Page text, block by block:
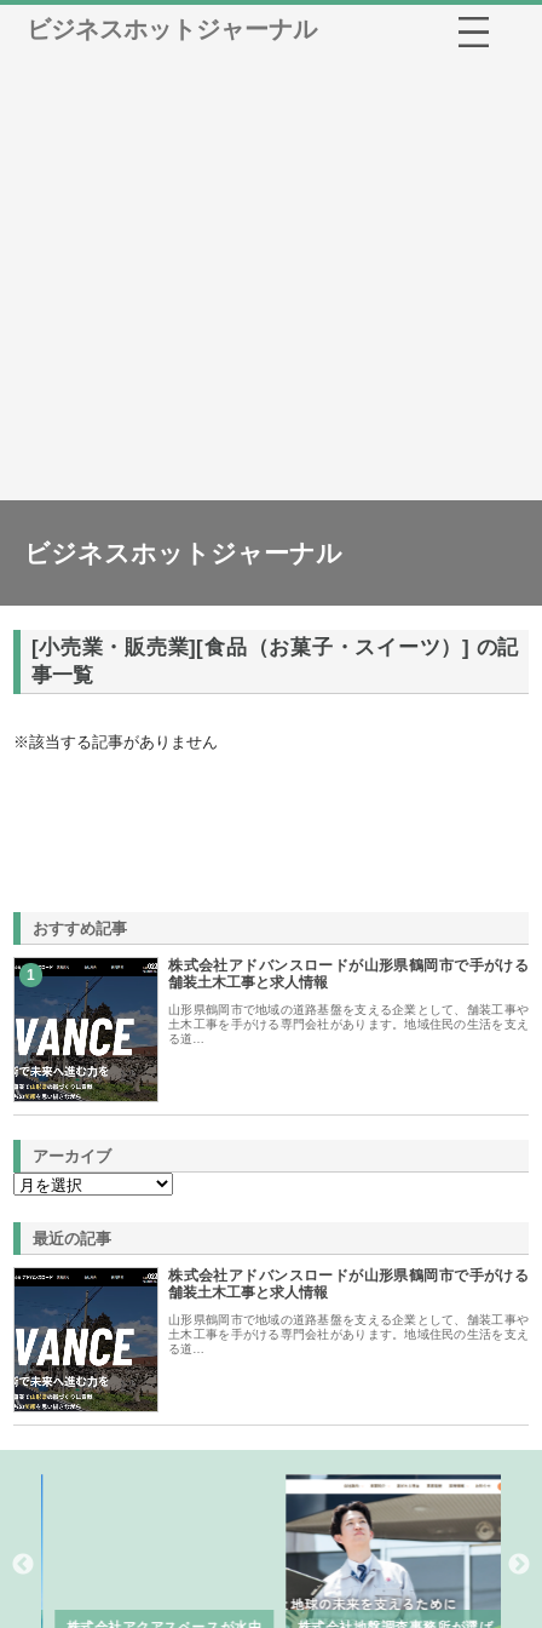
ビジネスホットジャーナル
ビジネスホットジャーナル
[小売業・販売業][食品（お菓子・スイーツ）] の記
事一覧
※該当する記事がありません
おすすめ記事
1
株式会社アドバンスロードが山形県鶴岡市で手がける
舗装土木工事と求人情報
山形県鶴岡市で地域の道路基盤を支える企業として、舗装工事や
土木工事を手がける専門会社があります。地域住民の生活を支え
る道…
アーカイブ
最近の記事
株式会社アドバンスロードが山形県鶴岡市で手がける
舗装土木工事と求人情報
山形県鶴岡市で地域の道路基盤を支える企業として、舗装工事や
土木工事を手がける専門会社があります。地域住民の生活を支え
る道…